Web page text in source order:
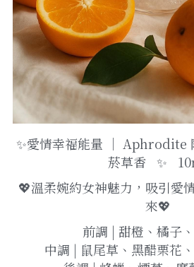
✨愛情幸福能量 ｜ Aphrodite
菸草香   ✨
💖溫柔婉約女神魅力，吸引愛
來💖
前調 | 甜橙、橘子
中調 | 鼠尾草、黑醋栗花